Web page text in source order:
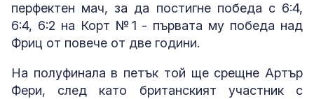
перфектен мач, за да постигне победа с 6:4,
6:4, 6:2 на Корт №1 - първата му победа над
Фриц от повече от две години.
На полуфинала в петък той ще срещне Артър
Фери, след като британският участник с